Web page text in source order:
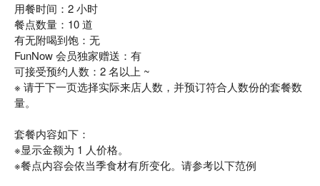
用餐时间：2 小时
餐点数量：10 道
有无附喝到饱：无
FunNow 会员独家赠送：有
可接受预约人数：2 名以上 ~
※ 请于下一页选择实际来店人数，并预订符合人数份的套餐数
量。
套餐内容如下：
※显示金额为 1 人价格。
※餐点内容会依当季食材有所变化。请参考以下范例